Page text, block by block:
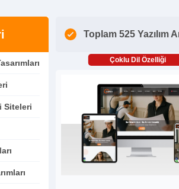
Siteleri
Toplam 525 Yazılım
Çoklu Dil Özelliği